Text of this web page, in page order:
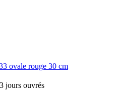
ovale rouge 30 cm
jours ouvrés